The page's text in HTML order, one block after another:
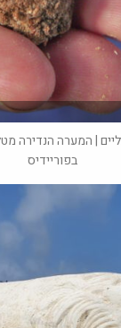
| המערה הנדירה
בפוריידיס